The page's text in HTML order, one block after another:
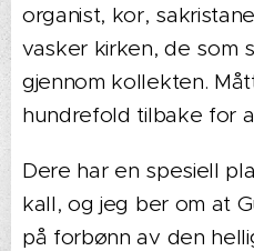
organist, kor,
vasker kirken, de som
gjennom kollekten.
hundrefold tilbake for
Dere har en spesiell
kall, og jeg ber om at
på forbønn av den